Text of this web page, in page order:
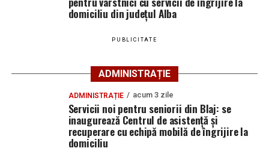
fost scos din șanț, iar situația a fost remediată fără
întrajutorare, responsabilitatea și respectul față de
oameni sunt valori care ne definesc în fiecare zi și care
dau sens profesiei noastre” , au transmis reprezentanții
domiciliu din județul Alba
PUBLICITATE
ADMINISTRAȚIE
ADMINISTRAȚIE acum 3 zile
Servicii noi pentru seniorii din Blaj: se
inaugurează Centrul de asistență și
recuperare cu echipă mobilă de îngrijire la
domiciliu